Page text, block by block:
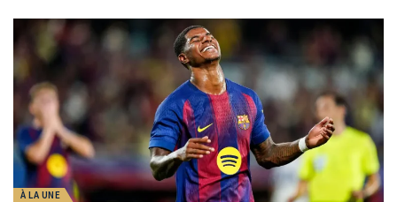
À LA UNE